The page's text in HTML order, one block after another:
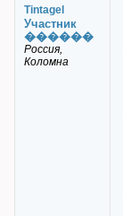
Tintagel
Участник
������
Россия,
Коломна